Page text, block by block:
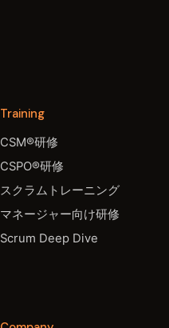
Training
CSM®研修
CSPO®研修
スクラムトレーニング
マネージャー向け研修
Scrum Deep Dive